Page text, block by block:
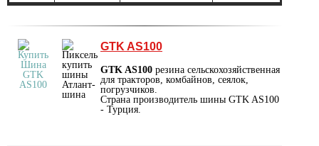
GTK AS100
GTK AS100 резина сельскохозяйственная
для тракторов, комбайнов, сеялок,
погрузчиков.
Страна производитель шины GTK AS100
- Турция.